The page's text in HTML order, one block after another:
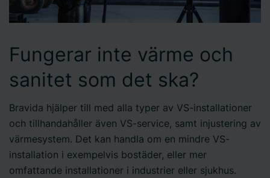
Fungerar inte värme och
sanitet som det ska?
Bravida hjälper till med alla typer av VS-installationer
och tillhandahåller även VS-service, samt injustering av
värmesystem. Det kan handla om en mindre VS-
installation i exempelvis bostäder, eller mer
omfattande installationer i industrier eller sjukhus.